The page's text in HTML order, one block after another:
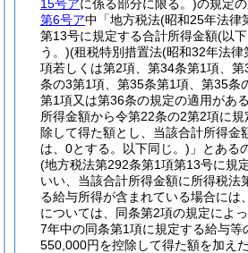
15号アに係る部分に限る。)の規定の
第6号ア中「地方税法(昭和25年法律
第13号に規定する合計所得金額(以
う。)(租税特別措置法(昭和32年法律
項若しくは第2項、第34条第1項、
条の3第1項、第35条第1項、第35条
第1項又は第36条の規定の適用があ
所得金額から令第22条の2第2項に
除して得た額とし、当該合計所得金
は、0とする。以下同じ。) 」とある
(地方税法第292条第1項第13号に規
いい、当該合計所得金額に所得税法
る給与所得が含まれている場合には
については、同条第2項の規定によ
7年中の同条第1項に規定する給与等
550,000円を控除して得た額を加え